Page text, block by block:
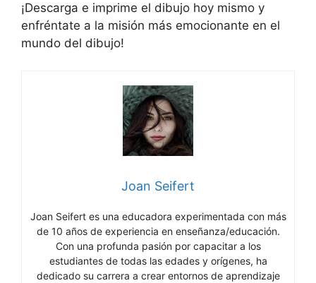
¡Descarga e imprime el dibujo hoy mismo y
enfréntate a la misión más emocionante en el
mundo del dibujo!
Joan Seifert
Joan Seifert es una educadora experimentada con más
de 10 años de experiencia en enseñanza/educación.
Con una profunda pasión por capacitar a los
estudiantes de todas las edades y orígenes, ha
dedicado su carrera a crear entornos de aprendizaje